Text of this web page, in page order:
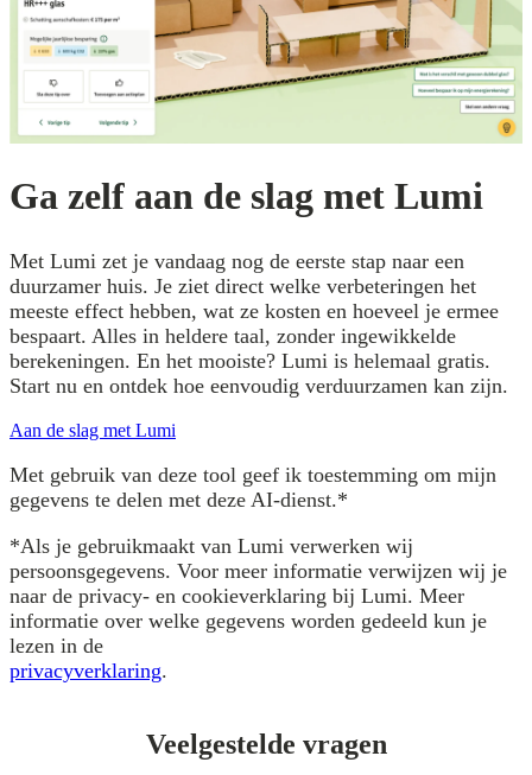
Ga zelf aan de slag met Lumi
Met Lumi zet je vandaag nog de eerste stap naar een
duurzamer huis. Je ziet direct welke verbeteringen het
meeste effect hebben, wat ze kosten en hoeveel je ermee
bespaart. Alles in heldere taal, zonder ingewikkelde
berekeningen. En het mooiste? Lumi is helemaal gratis.
Start nu en ontdek hoe eenvoudig verduurzamen kan zijn.
Aan de slag met Lumi
Met gebruik van deze tool geef ik toestemming om mijn
gegevens te delen met deze AI-dienst.*
*Als je gebruikmaakt van Lumi verwerken wij
persoonsgegevens. Voor meer informatie verwijzen wij je
naar de privacy- en cookieverklaring bij Lumi. Meer
informatie over welke gegevens worden gedeeld kun je
lezen in de
privacyverklaring.
Veelgestelde vragen